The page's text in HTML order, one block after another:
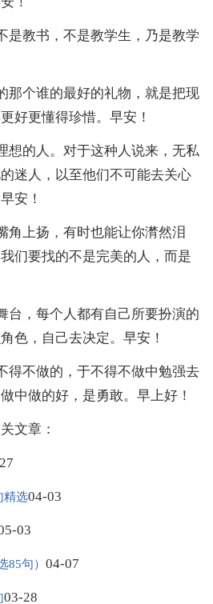
是教书，不是教学生，乃是教学
那个谁的最好的礼物，就是把现
好更懂得珍惜。早安！
想的人。对于这种人说来，无私
迷人，以至他们不可能去关心
安！
角上扬，有时也能让你潸然泪
们要找的不是完美的人，而是
台，每个人都有自己所要扮演的
色，自己去决定。早安！
得不做的，于不得不做中勉强去
中做的好，是勇敢。早上好！
文章：
精选04-03
03
85句）04-07
03-28